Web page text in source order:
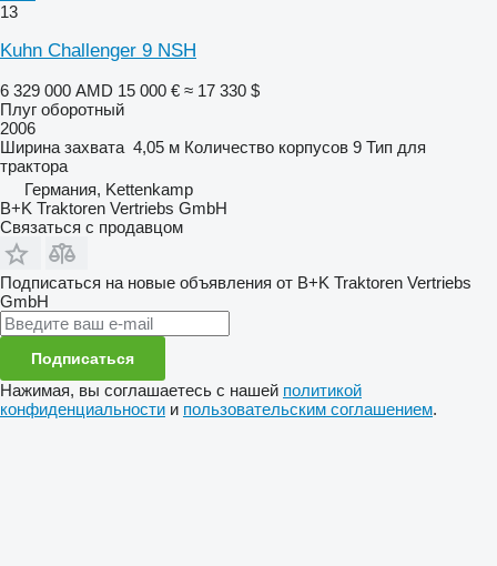
13
Kuhn Challenger 9 NSH
6 329 000 AMD 15 000 € ≈ 17 330 $
Плуг оборотный
2006
Ширина захвата 4,05 м Количество корпусов 9 Тип для
трактора
Германия, Kettenkamp
B+K Traktoren Vertriebs GmbH
Связаться с продавцом
Подписаться на новые объявления от B+K Traktoren Vertriebs
GmbH
Подписаться
Нажимая, вы соглашаетесь с нашей политикой
конфиденциальности и пользовательским соглашением.